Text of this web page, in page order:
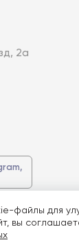
2а
файлы для
вы